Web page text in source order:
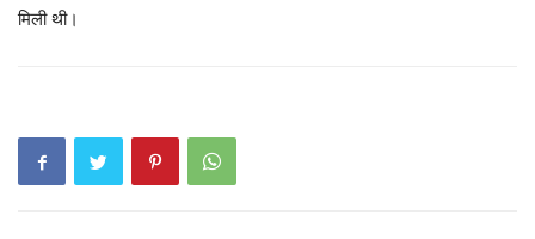
मिली थी।